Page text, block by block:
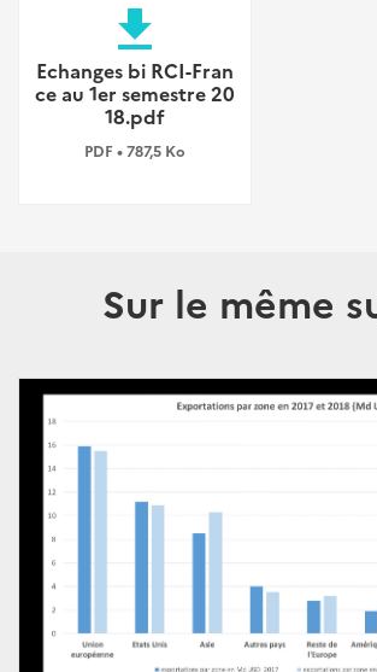
file_download
Echanges bi RCI-Fran
ce au 1er semestre 20
18.pdf
PDF • 787,5 Ko
Sur le même